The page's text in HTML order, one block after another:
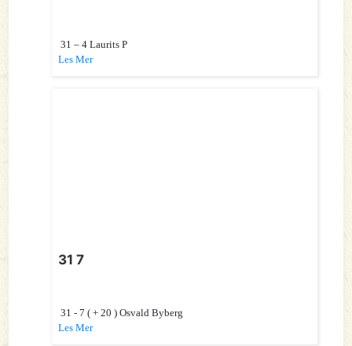
31 – 4 Laurits P
Les Mer
31 7
31 - 7 ( + 20 ) Osvald Byberg
Les Mer